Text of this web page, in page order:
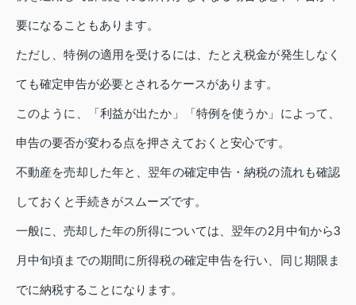
要になることもあります。
ただし、特例の適用を受けるには、たとえ税金が発生しなく
ても確定申告が必要とされるケースがあります。
このように、「利益が出たか」「特例を使うか」によって、
申告の要否が変わる点を押さえておくと安心です。
不動産を売却した年と、翌年の確定申告・納税の流れも確認
しておくと手続きがスムーズです。
一般に、売却した年の所得については、翌年の2月中旬から3
月中旬頃までの期間に所得税の確定申告を行い、同じ期限ま
でに納税することになります。